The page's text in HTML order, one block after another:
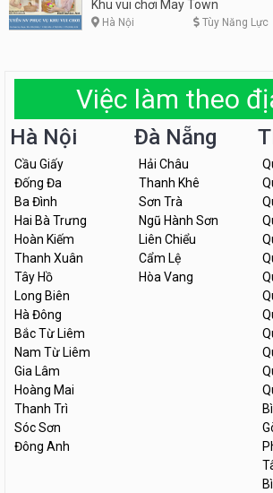
Khu vui chơi May Town
Hà Nội Tùy Năng Lực
Việc làm theo
Hà Nội
Cầu Giấy
Đống Đa
Ba Đình
Hai Bà Trưng
Hoàn Kiếm
Thanh Xuân
Tây Hồ
Long Biên
Hà Đông
Bắc Từ Liêm
Nam Từ Liêm
Gia Lâm
Hoàng Mai
Thanh Trì
Sóc Sơn
Đông Anh
Đà Nẵng
Hải Châu
Thanh Khê
Sơn Trà
Ngũ Hành Sơn
Liên Chiểu
Cẩm Lệ
Hòa Vang